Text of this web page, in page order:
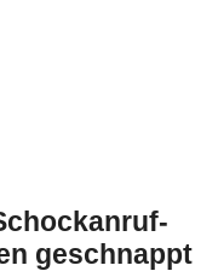
geschnappt